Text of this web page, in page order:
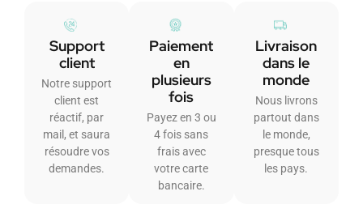
Support
client
Notre support
client est
réactif, par
mail, et saura
résoudre vos
demandes.
Paiement
en
plusieurs
fois
Payez en 3 ou
4 fois sans
frais avec
votre carte
bancaire.
Livraison
dans le
monde
Nous livrons
partout dans
le monde,
presque tous
les pays.